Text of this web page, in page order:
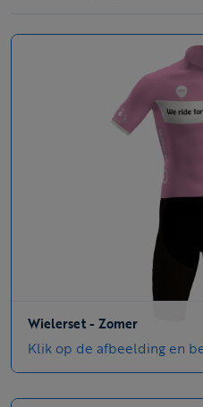
Wielerset - Zomer
Klik op de afbeelding en